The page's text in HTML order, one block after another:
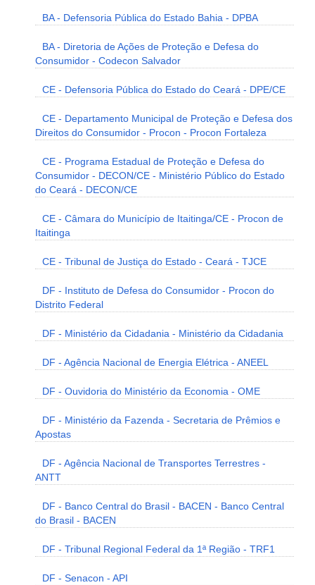
BA - Defensoria Pública do Estado Bahia - DPBA
BA - Diretoria de Ações de Proteção e Defesa do
Consumidor - Codecon Salvador
CE - Defensoria Pública do Estado do Ceará - DPE/CE
CE - Departamento Municipal de Proteção e Defesa dos
Direitos do Consumidor - Procon - Procon Fortaleza
CE - Programa Estadual de Proteção e Defesa do
Consumidor - DECON/CE - Ministério Público do Estado
do Ceará - DECON/CE
CE - Câmara do Município de Itaitinga/CE - Procon de
Itaitinga
CE - Tribunal de Justiça do Estado - Ceará - TJCE
DF - Instituto de Defesa do Consumidor - Procon do
Distrito Federal
DF - Ministério da Cidadania - Ministério da Cidadania
DF - Agência Nacional de Energia Elétrica - ANEEL
DF - Ouvidoria do Ministério da Economia - OME
DF - Ministério da Fazenda - Secretaria de Prêmios e
Apostas
DF - Agência Nacional de Transportes Terrestres -
ANTT
DF - Banco Central do Brasil - BACEN - Banco Central
do Brasil - BACEN
DF - Tribunal Regional Federal da 1ª Região - TRF1
DF - Senacon - API